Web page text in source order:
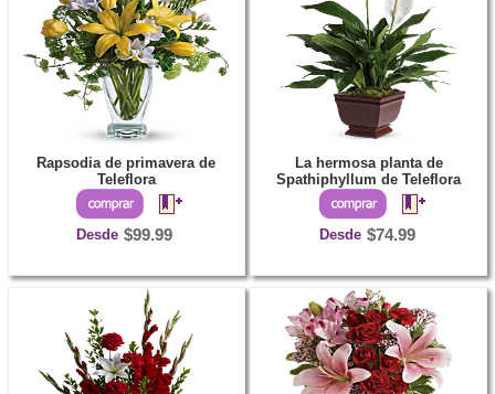
Rapsodia de primavera de
Teleflora
Desde $99.99
La hermosa planta de
Spathiphyllum de Teleflora
Desde $74.99